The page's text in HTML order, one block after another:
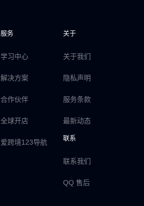
服务
学习中心
解决方案
合作伙伴
全球开店
爱跨境123导航
关于
关于我们
隐私声明
服务条款
最新动态
联系
联系我们
QQ 售后